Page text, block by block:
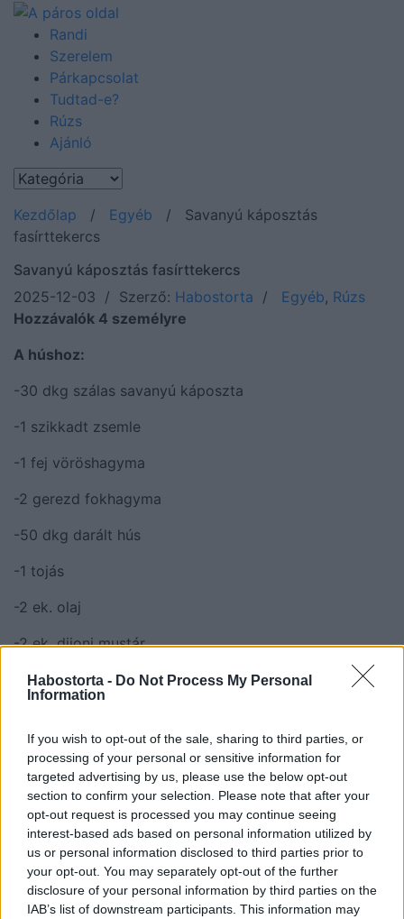
Habostorta - Do Not Process My Personal
Information
If you wish to opt-out of the sale, sharing to third parties, or
processing of your personal or sensitive information for
targeted advertising by us, please use the below opt-out
section to confirm your selection. Please note that after your
opt-out request is processed you may continue seeing
interest-based ads based on personal information utilized by
us or personal information disclosed to third parties prior to
your opt-out. You may separately opt-out of the further
disclosure of your personal information by third parties on the
IAB’s list of downstream participants. This information may
Randi
Szerelem
Párkapcsolat
Tudtad-e?
Rúzs
Ajánló
Kezdőlap / Egyéb / Savanyú káposztás
fasírttekercs
Savanyú káposztás fasírttekercs
2025-12-03 / Szerző: Habostorta / Egyéb, Rúzs
Hozzávalók 4 személyre
A húshoz:
-30 dkg szálas savanyú káposzta
-1 szikkadt zsemle
-1 fej vöröshagyma
-2 gerezd fokhagyma
-50 dkg darált hús
-1 tojás
-2 ek. olaj
-2 ek. dijoni mustár
-4 nagy szelet füstölt főtt sonka
A körethez:
-4 szál sárgarépa
-1 kis fej brokkoli
-2 ek. vaj
Elkészítés: